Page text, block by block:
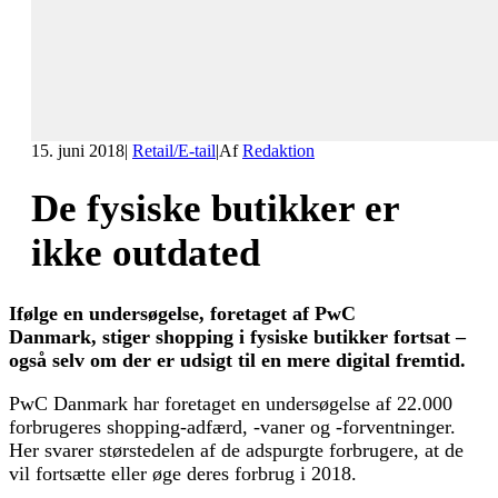
15. juni 2018| Retail/E-tail|AfRedaktion
De fysiske butikker er
ikke outdated
Ifølge en undersøgelse, foretaget af PwC
Danmark, stiger shopping i fysiske butikker fortsat –
også selv om der er udsigt til en mere digital fremtid.
PwC Danmark har foretaget en undersøgelse af 22.000
forbrugeres shopping-adfærd, -vaner og -forventninger.
Her svarer størstedelen af de adspurgte forbrugere, at de
vil fortsætte eller øge deres forbrug i 2018.